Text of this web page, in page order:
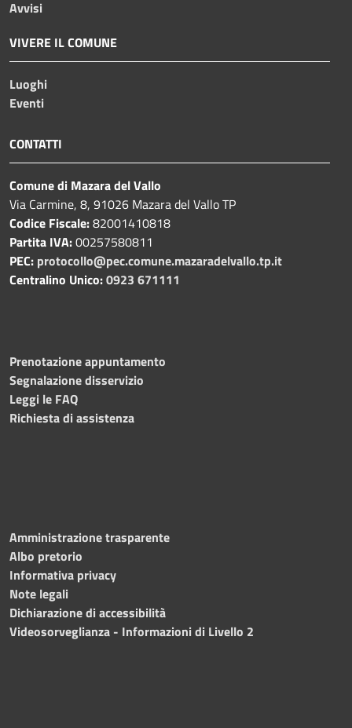
Avvisi
VIVERE IL COMUNE
Luoghi
Eventi
CONTATTI
Comune di Mazara del Vallo
Via Carmine, 8, 91026 Mazara del Vallo TP
Codice Fiscale:82001410818
Partita IVA:00257580811
PEC: protocollo@pec.comune.mazaradelvallo.tp.it
Centralino Unico:0923 671111
Prenotazione appuntamento
Segnalazione disservizio
Leggi le FAQ
Richiesta di assistenza
Amministrazione trasparente
Albo pretorio
Informativa privacy
Note legali
Dichiarazione di accessibilità
Videosorveglianza - Informazioni di Livello 2